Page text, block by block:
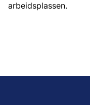
arbeidsplassen.